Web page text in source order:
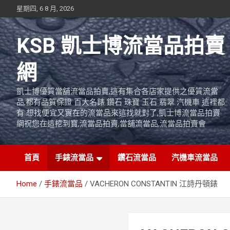
to
content
星期四, 6 8 月, 2026
KSB 凱士博流當品拍賣
網
凱士博優質當舖流當品拍賣,這有集合各店家提供之優質流當
品,都有品質保證 百大名錶 鑽石 珠寶 玉石 翡翠 汽機車 這裡都
有 想找便宜又實在的流當品來這找就對了,凱士博流當品拍賣
網祝您在這挖到寶,流當品拍賣,當舖流當品,流當品拍賣會
首頁 手錶流當品 鑽石流當品 汽機車流當品
Home 手錶流當品 VACHERON CONSTANTIN 江詩丹頓錶